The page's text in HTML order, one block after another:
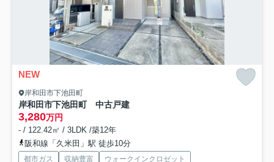
NEW
岸和田市下池田町
岸和田市下池田町 中古戸建
3,280万円
- / 122.42㎡ / 3LDK /築12年
阪和線「久米田」駅 徒歩10分
都市ガス 収納豊富
ウォークインクロゼット